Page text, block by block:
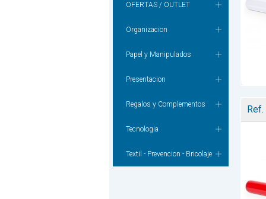
OFERTAS / OUTLET
Organizacion
Papel y Manipulados
Presentacion
Regalos y Complementos
Tecnologia
Textil - Prevencion - Bricolaje
Ref.